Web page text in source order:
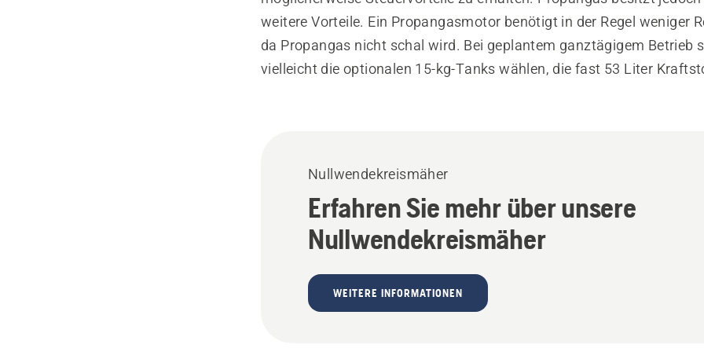
weitere Vorteile. Ein Propangasmotor benötigt in der Regel weniger
da Propangas nicht schal wird. Bei geplantem ganztägigem Betrieb
vielleicht die optionalen 15-kg-Tanks wählen, die fast 53 Liter
Nullwendekreismäher
Erfahren Sie mehr über unsere
Nullwendekreismäher
WEITERE INFORMATIONEN